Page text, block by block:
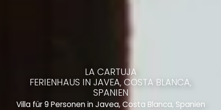
LA CARTUJA
FERIENHAUS IN JAVEA, COSTA BLANCA,
SPANIEN
Villa für 9 Personen in Javea, Costa Blanca, Spanien